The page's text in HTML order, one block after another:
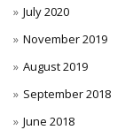
July 2020
November 2019
August 2019
September 2018
June 2018